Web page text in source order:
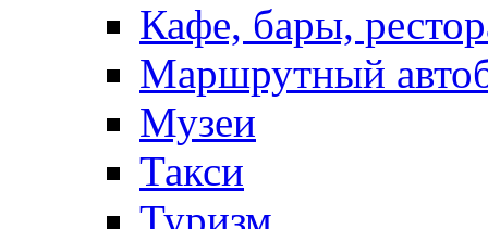
Кафе, бары,
Маршрутный
Музеи
Такси